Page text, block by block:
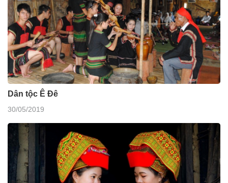
Dân tộc Ê Đê
30/05/2019